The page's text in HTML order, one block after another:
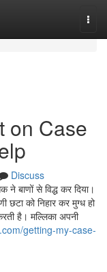
on Case
Discuss
बाणों से विद्ध कर दिया।
छटा को निहार कर मुग्ध हो
है। मल्लिका अपनी
getting-my-case-